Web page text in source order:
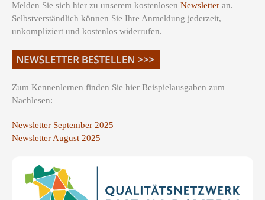
Melden Sie sich hier zu unserem kostenlosen Newsletter an.
Selbstverständlich können Sie Ihre Anmeldung jederzeit,
unkompliziert und kostenlos widerrufen.
Zum Kennenlernen finden Sie hier Beispielausgaben zum
Nachlesen:
Newsletter September 2025
Newsletter August 2025